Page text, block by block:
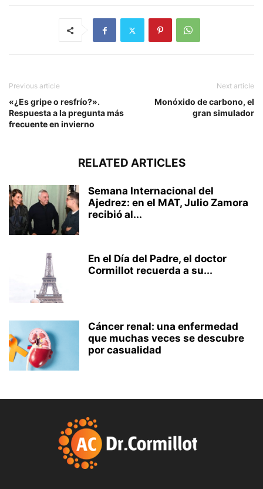
Previous article
«¿Es gripe o resfrío?».
Respuesta a la pregunta más
frecuente en invierno
Next article
Monóxido de carbono, el
gran simulador
RELATED ARTICLES
Semana Internacional del
Ajedrez: en el MAT, Julio Zamora
recibió al...
En el Día del Padre, el doctor
Cormillot recuerda a su...
Cáncer renal: una enfermedad
que muchas veces se descubre
por casualidad